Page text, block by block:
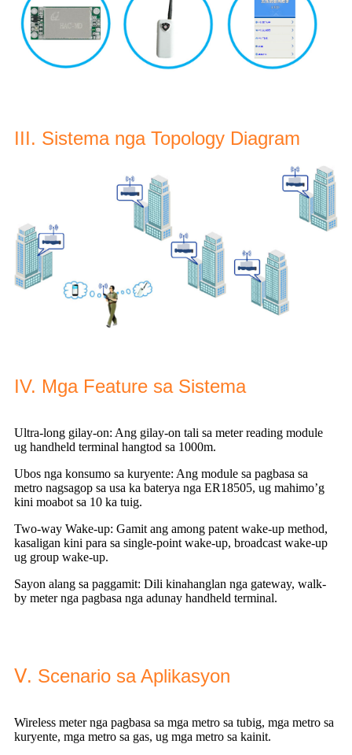
III. Sistema nga Topology Diagram
IV. Mga Feature sa Sistema
Ultra-long gilay-on: Ang gilay-on tali sa meter reading module
ug handheld terminal hangtod sa 1000m.
Ubos nga konsumo sa kuryente: Ang module sa pagbasa sa
metro nagsagop sa usa ka baterya nga ER18505, ug mahimo’g
kini moabot sa 10 ka tuig.
Two-way Wake-up: Gamit ang among patent wake-up method,
kasaligan kini para sa single-point wake-up, broadcast wake-up
ug group wake-up.
Sayon alang sa paggamit: Dili kinahanglan nga gateway, walk-
by meter nga pagbasa nga adunay handheld terminal.
Ⅴ. Scenario sa Aplikasyon
Wireless meter nga pagbasa sa mga metro sa tubig, mga metro sa
kuryente, mga metro sa gas, ug mga metro sa kainit.